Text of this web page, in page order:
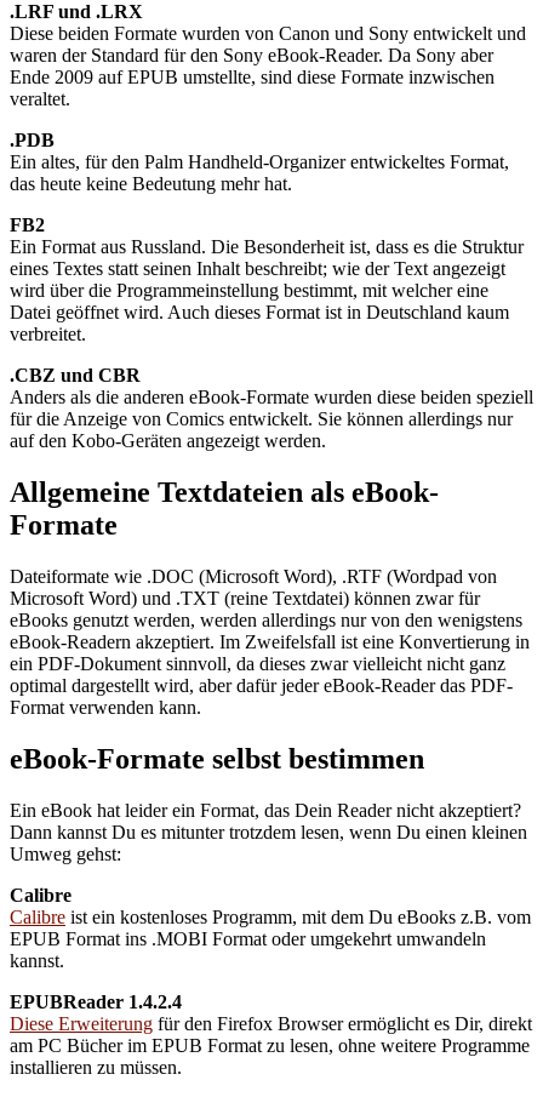
.LRF und .LRX
Diese beiden Formate wurden von Canon und Sony entwickelt und
waren der Standard für den Sony eBook-Reader. Da Sony aber
Ende 2009 auf EPUB umstellte, sind diese Formate inzwischen
veraltet.
.PDB
Ein altes, für den Palm Handheld-Organizer entwickeltes Format,
das heute keine Bedeutung mehr hat.
FB2
Ein Format aus Russland. Die Besonderheit ist, dass es die Struktur
eines Textes statt seinen Inhalt beschreibt; wie der Text angezeigt
wird über die Programmeinstellung bestimmt, mit welcher eine
Datei geöffnet wird. Auch dieses Format ist in Deutschland kaum
verbreitet.
.CBZ und CBR
Anders als die anderen eBook-Formate wurden diese beiden speziell
für die Anzeige von Comics entwickelt. Sie können allerdings nur
auf den Kobo-Geräten angezeigt werden.
Allgemeine Textdateien als eBook-
Formate
Dateiformate wie .DOC (Microsoft Word), .RTF (Wordpad von
Microsoft Word) und .TXT (reine Textdatei) können zwar für
eBooks genutzt werden, werden allerdings nur von den wenigstens
eBook-Readern akzeptiert. Im Zweifelsfall ist eine Konvertierung in
ein PDF-Dokument sinnvoll, da dieses zwar vielleicht nicht ganz
optimal dargestellt wird, aber dafür jeder eBook-Reader das PDF-
Format verwenden kann.
eBook-Formate selbst bestimmen
Ein eBook hat leider ein Format, das Dein Reader nicht akzeptiert?
Dann kannst Du es mitunter trotzdem lesen, wenn Du einen kleinen
Umweg gehst:
Calibre
Calibre ist ein kostenloses Programm, mit dem Du eBooks z.B. vom
EPUB Format ins .MOBI Format oder umgekehrt umwandeln
kannst.
EPUBReader 1.4.2.4
Diese Erweiterung für den Firefox Browser ermöglicht es Dir, direkt
am PC Bücher im EPUB Format zu lesen, ohne weitere Programme
installieren zu müssen.